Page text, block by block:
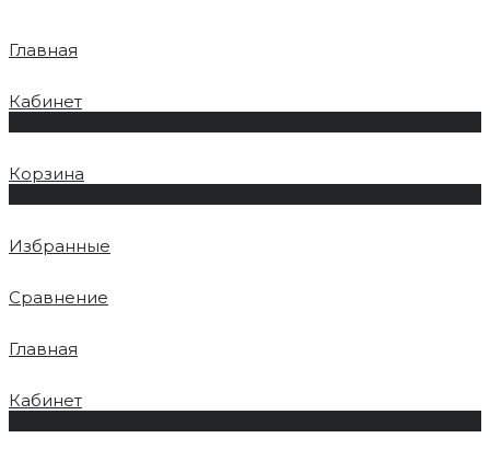
Главная
Кабинет
Корзина
Избранные
Сравнение
Главная
Кабинет